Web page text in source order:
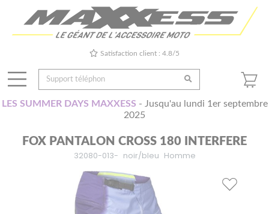
Satisfaction client : 4.8/5
LES SUMMER DAYS MAXXESS - Jusqu'au lundi 1er septembre
2025
FOX PANTALON CROSS 180 INTERFERE
32080-013- noir/bleu Homme